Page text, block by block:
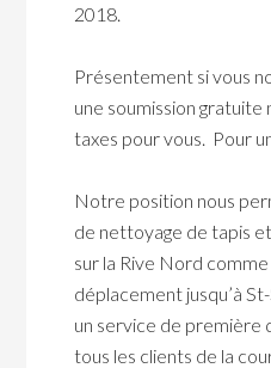
2018.
Présentement si vous
une soumission gratuite
taxes pour vous. Pour
Notre position nous
de nettoyage de tapis
sur la Rive Nord comme
déplacement jusqu’à
un service de première
tous les clients de la